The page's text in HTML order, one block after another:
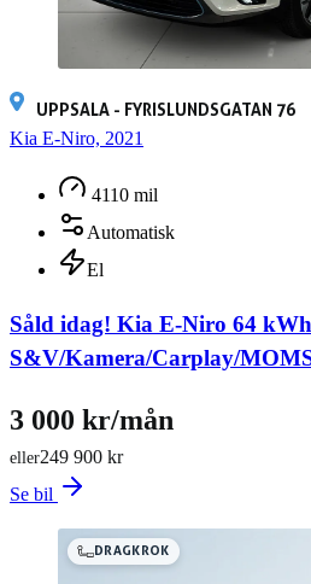
UPPSALA - FYRISLUNDSGATAN 76
Kia E-Niro, 2021
4110 mil
Automatisk
El
Såld idag! Kia E-Niro 64
S&V/Kamera/Carplay/
249 900 kr
eller
3 000 kr/mån
Se bil
DRAGKROK